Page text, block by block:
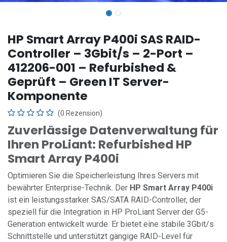
HP Smart Array P400i SAS RAID-
Controller – 3Gbit/s – 2-Port –
412206-001 – Refurbished &
Geprüft – Green IT Server-
Komponente
(0 Rezension)
Zuverlässige Datenverwaltung für
Ihren ProLiant: Refurbished HP
Smart Array P400i
Optimieren Sie die Speicherleistung Ihres Servers mit
bewährter Enterprise-Technik. Der HP Smart Array P400i
ist ein leistungsstarker SAS/SATA RAID-Controller, der
speziell für die Integration in HP ProLiant Server der G5-
Generation entwickelt wurde. Er bietet eine stabile 3Gbit/s
Schnittstelle und unterstützt gängige RAID-Level für